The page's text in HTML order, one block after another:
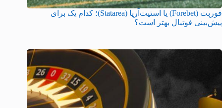
فوربِت (Forebet) یا استیت‌آریا (Statarea)؛ کدام یک برای
پیش‌بینی فوتبال بهتر است؟